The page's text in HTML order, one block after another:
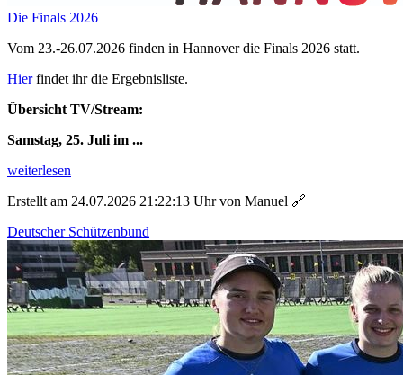
Die Finals 2026
Vom 23.-26.07.2026 finden in Hannover die Finals 2026 statt.
Hierfindet ihr die Ergebnisliste.
Übersicht TV/Stream:
Samstag, 25. Juli im ...
weiterlesen
Erstellt am 24.07.2026 21:22:13 Uhr von Manuel 🔗
Deutscher Schützenbund